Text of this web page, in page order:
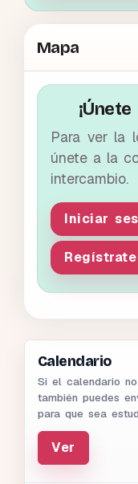
Mapa
Para ver la
únete a la
intercambio.
Iniciar
Calendario
Si el calendario
también puedes
para que sea
Ver